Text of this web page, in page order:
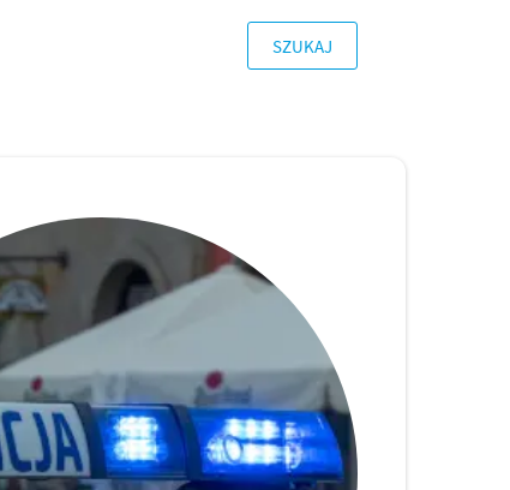
SZUKAJ